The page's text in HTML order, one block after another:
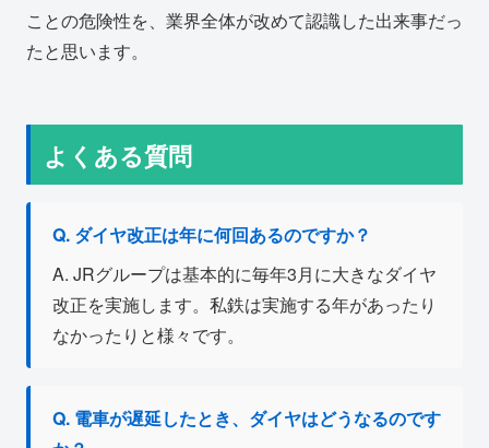
ことの危険性を、業界全体が改めて認識した出来事だっ
たと思います。
よくある質問
Q. ダイヤ改正は年に何回あるのですか？
A. JRグループは基本的に毎年3月に大きなダイヤ
改正を実施します。私鉄は実施する年があったり
なかったりと様々です。
Q. 電車が遅延したとき、ダイヤはどうなるのです